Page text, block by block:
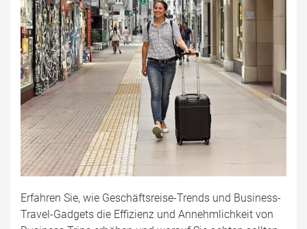
Erfahren Sie, wie Geschäftsreise-Trends und Business-
Travel-Gadgets die Effizienz und Annehmlichkeit von